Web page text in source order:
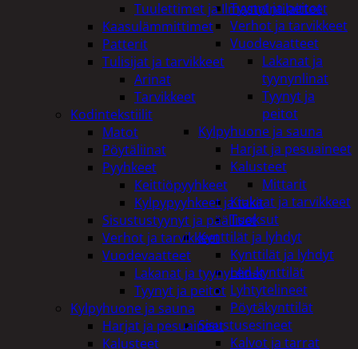
Tyynyt ja peitot
Verhot ja tarvikkeet
Vuodevaatteet
Lakanat ja
tyynynlinat
Tyynyt ja
peitot
Kylpyhuone ja sauna
Harjat ja pesuaineet
Kalusteet
Mittarit
Kiukaat ja tarvikkeet
Tuoksut
Kynttilät ja lyhdyt
Kynttilät ja lyhdyt
Led-kynttilät
Lyhtytelineet
Pöytäkynttilät
Sisustusesineet
Kalvot ja tarrat
Tuulettimet ja Ilmastointilaitteet
Kaasulämmittimet
Patterit
Tulisijat ja tarvikkeet
Arinat
Tarvikkeet
Kodintekstiilit
Matot
Pöytäliinat
Pyyhkeet
Keittiöpyyhkeet
Kylpypyyhkeet ja takit
Sisustustyynyt ja päälliset
Verhot ja tarvikkeet
Vuodevaatteet
Lakanat ja tyynynlinat
Tyynyt ja peitot
Kylpyhuone ja sauna
Harjat ja pesuaineet
Kalusteet